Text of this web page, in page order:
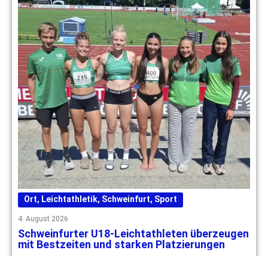
Ort, Leichtathletik, Schweinfurt, Sport
4. August 2026
Schweinfurter U18-Leichtathleten überzeugen
mit Bestzeiten und starken Platzierungen